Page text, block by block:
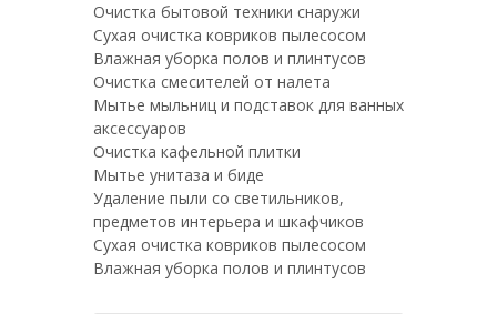
Очистка бытовой техники снаружи
Сухая очистка ковриков пылесосом
Влажная уборка полов и плинтусов
Очистка смесителей от налета
Мытье мыльниц и подставок для ванных
аксессуаров
Очистка кафельной плитки
Мытье унитаза и биде
Удаление пыли со светильников,
предметов интерьера и шкафчиков
Сухая очистка ковриков пылесосом
Влажная уборка полов и плинтусов